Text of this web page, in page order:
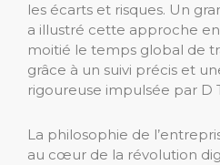
les écarts et risques. Un
a illustré cette approche
moitié le temps global de
grâce à un suivi précis et
rigoureuse impulsée par D
La philosophie de
au cœur de la révolution